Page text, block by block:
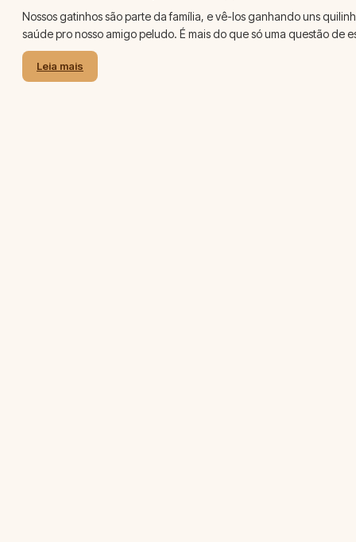
Nossos gatinhos são parte da família, e vê-los ganhando uns
saúde pro nosso amigo peludo. É mais do que só uma questão de
Leia mais